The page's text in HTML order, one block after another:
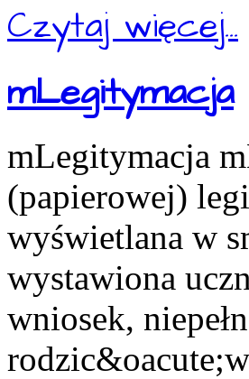
Czytaj więcej...
mLegitymacja
mLegitymacja
(papierowej)
wyświetlana w
wystawiona
wniosek,